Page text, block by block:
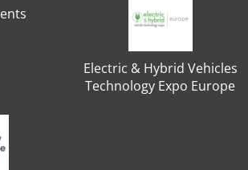
Electric & Hybrid Vehicles
Technology Expo Europe